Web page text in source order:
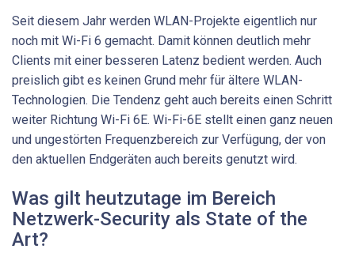
Seit diesem Jahr werden WLAN-Projekte eigentlich nur
noch mit Wi-Fi 6 gemacht. Damit können deutlich mehr
Clients mit einer besseren Latenz bedient werden. Auch
preislich gibt es keinen Grund mehr für ältere WLAN-
Technologien. Die Tendenz geht auch bereits einen Schritt
weiter Richtung Wi-Fi 6E. Wi-Fi-6E stellt einen ganz neuen
und ungestörten Frequenzbereich zur Verfügung, der von
den aktuellen Endgeräten auch bereits genutzt wird.
Was gilt heutzutage im Bereich
Netzwerk-Security als State of the
Art?